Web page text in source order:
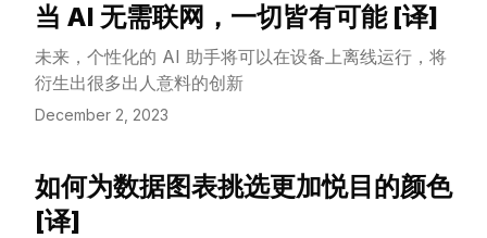
训练的情况下，继续探究 GPT-4 在医学挑战基准测试
中的专家级能力。我们不仅仅是为了展示模型开箱即用
的能力而使用简单的提示，而是系统地探索了提示工程
来提高性能。我们发现，创新的提示方法可以释放出更
深层次的专家能力，并且证明 GPT-4 轻松超越了医学
法是通用的，不依赖于特定的领域知识，这消除了对专
家策划内容的依赖。我们的实验设计严格控制了在提示
工程过程中的过拟合问题。作为研究的一个高潮，我们
当 AI 无需联网，一切皆有可能 [译]
未来，个性化的 AI 助手将可以在设备上离线运行，将
衍生出很多出人意料的创新
December 2, 2023
View Article
如何为数据图表挑选更加悦目的颜色
[译]
View Article